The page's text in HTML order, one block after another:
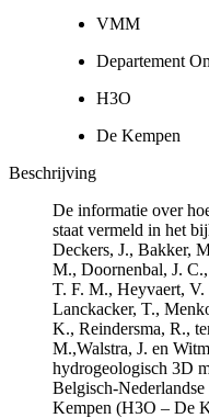
VMM
Departement
H3O
De Kempen
Beschrijving
De informatie over
staat vermeld in het
Deckers, J., Bakker,
M., Doornenbal, J.
T. F. M., Heyvaert,
Lanckacker, T.,
K., Reindersma, R.,
M.,Walstra, J. en
hydrogeologisch 3D
Belgisch-
Kempen (H3O – De